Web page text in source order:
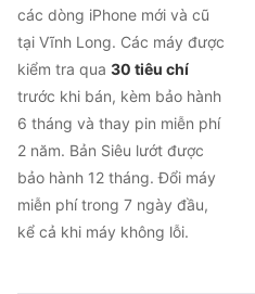
các dòng iPhone mới và cũ
tại Vĩnh Long. Các máy được
kiểm tra qua 30 tiêu chí
trước khi bán, kèm bảo hành
6 tháng và thay pin miễn phí
2 năm. Bản Siêu lướt được
bảo hành 12 tháng. Đổi máy
miễn phí trong 7 ngày đầu,
kể cả khi máy không lỗi.